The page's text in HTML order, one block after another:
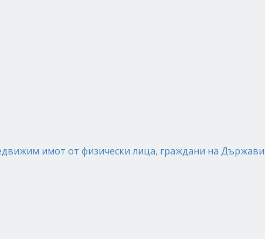
имот от физически лица, граждани на Държави